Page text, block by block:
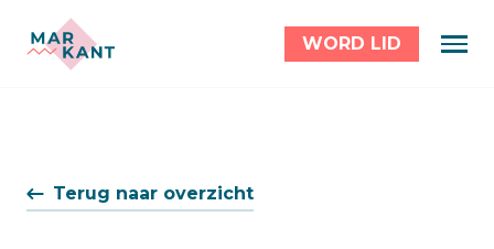
WORD LID
Terug naar overzicht